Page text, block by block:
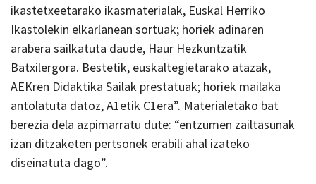
ikastetxeetarako ikasmaterialak, Euskal Herriko
Ikastolekin elkarlanean sortuak; horiek adinaren
arabera sailkatuta daude, Haur Hezkuntzatik
Batxilergora. Bestetik, euskaltegietarako atazak,
AEKren Didaktika Sailak prestatuak; horiek mailaka
antolatuta datoz, A1etik C1era”. Materialetako bat
berezia dela azpimarratu dute: “entzumen zailtasunak
izan ditzaketen pertsonek erabili ahal izateko
diseinatuta dago”.